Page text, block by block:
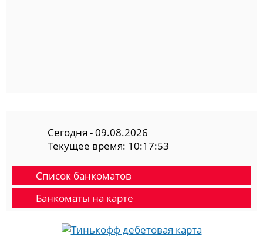
Сегодня - 09.08.2026
Текущее время: 10:17:53
Список банкоматов
Банкоматы на карте